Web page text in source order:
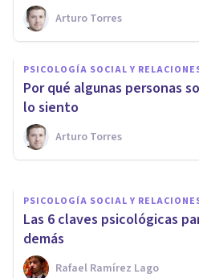
Arturo Torres
PSICOLOGÍA SOCIAL Y
Por qué algunas personas
lo siento
Arturo Torres
Cómo ser buen
cuidándose a uno
Paz Holguín
PSICOLOGÍA SOCIAL Y
Las 6 claves psicológicas
demás
Rafael Ramírez Lago